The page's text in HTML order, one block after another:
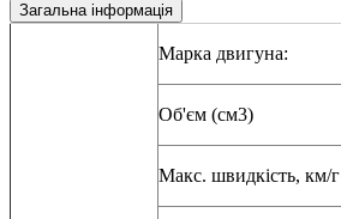
Загальна інформація
Марка двигуна:
Об'єм (см3)
Макс. швидкість, км/г